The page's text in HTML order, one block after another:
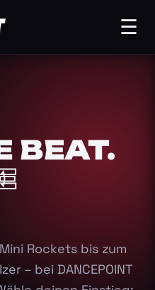
☰
BEAT.
Rockets bis zum
– bei DANCEPOINT